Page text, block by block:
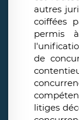
autres
coiffées
permis
de
litiges